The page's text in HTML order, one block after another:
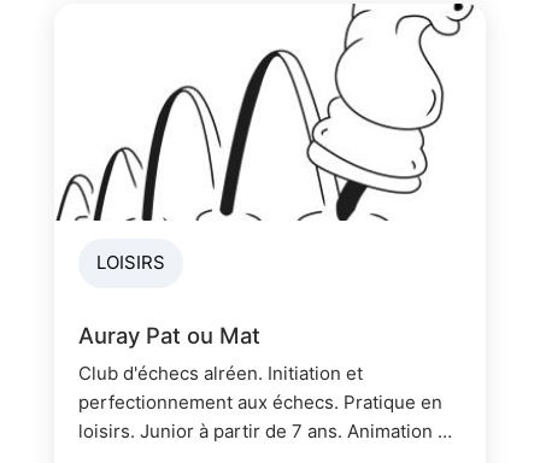
LOISIRS
Auray Pat ou Mat
Club d'échecs alréen. Initiation et
perfectionnement aux échecs. Pratique en
loisirs. Junior à partir de 7 ans. Animation et